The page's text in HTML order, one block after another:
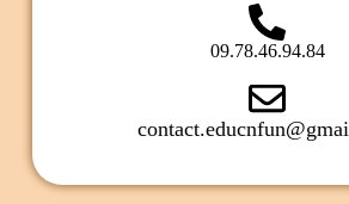
09.78.46.94.84